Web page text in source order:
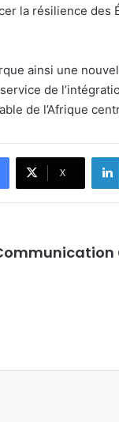
la résilience des
ainsi une
service de
de l’Afrique
X